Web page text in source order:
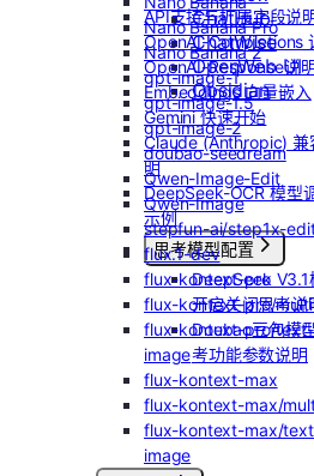
ChatHub
ChatWise
OpenWeb UI
Obsidian
API支持与扩展字段说
OpenAI-Completions
OpenAI-Response说
Embeddings 向量嵌入
Gemini 快速开始
Claude (Anthropic) 兼
明
DeepSeek-OCR 模型
示例
思考模型配置
DeepSeek V3.1
开启关闭思考说
Doubao豆包模
考功能参数说明
Nano Banana Pro
Nano Banana 2
gpt-image-1
gpt-image-1.5
gpt-image-2
doubao-seedream
Qwen-Image-Edit
Qwen-Image
stepfun-ai/step1x-
flux.1-dev
flux-kontext-pro
flux-kontext-pro/multi
flux-kontext-pro/
image
flux-kontext-max
flux-kontext-max/
flux-kontext-max/
image